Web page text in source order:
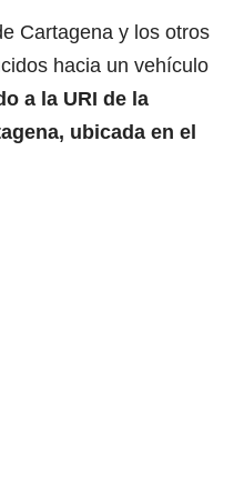
Cartagena y los otros
hacia un vehículo
a la URI de la
ubicada en el